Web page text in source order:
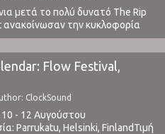
μετά το πολύ δυνατό The Rip
ανακοίνωσαν την κυκλοφορία
άλμπουμ No, No, No. Ο δίσκος, ο
μετά από μία πολύ δύσκολη
Zach Condon, θα κυκλοφορήσει
και το συγκρότημα μας
Flow Festival,
ClockSound
10 - 12 Αυγούστου
Parrukatu, Helsinki, FinlandΤιμή